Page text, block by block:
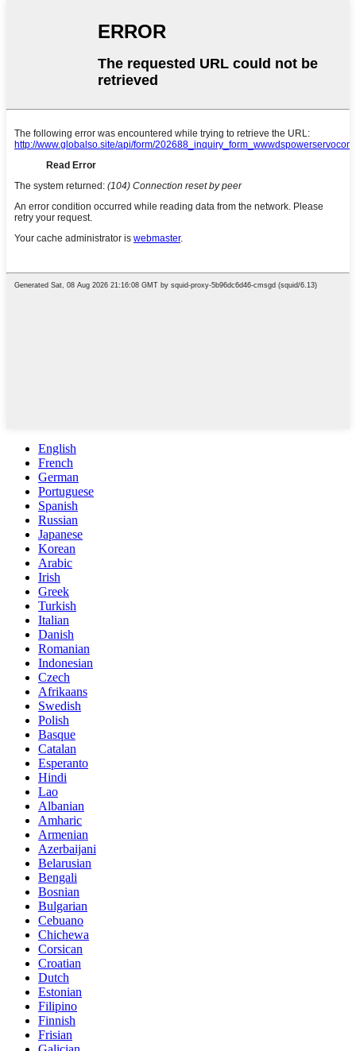
English
French
German
Portuguese
Spanish
Russian
Japanese
Korean
Arabic
Irish
Greek
Turkish
Italian
Danish
Romanian
Indonesian
Czech
Afrikaans
Swedish
Polish
Basque
Catalan
Esperanto
Hindi
Lao
Albanian
Amharic
Armenian
Azerbaijani
Belarusian
Bengali
Bosnian
Bulgarian
Cebuano
Chichewa
Corsican
Croatian
Dutch
Estonian
Filipino
Finnish
Frisian